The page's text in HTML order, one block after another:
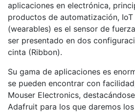
aplicaciones en electrónica,
productos de automatización,
(wearables) es el sensor de
ser presentado en dos
cinta (Ribbon).
Su gama de aplicaciones es
se pueden encontrar con
Mouser Electronics,
Adafruit para los que daremos los